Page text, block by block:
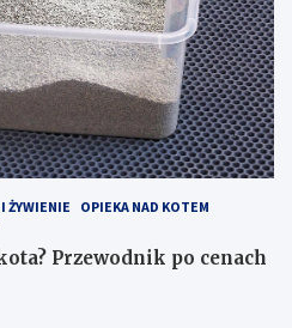
I ŻYWIENIE
OPIEKA NAD KOTEM
Przewodnik po cenach